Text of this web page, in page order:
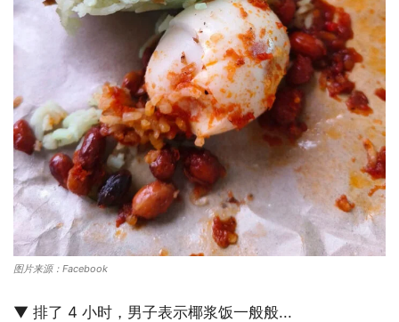
图片来源：Facebook
▼ 排了 4 小时，男子表示椰浆饭一般般...